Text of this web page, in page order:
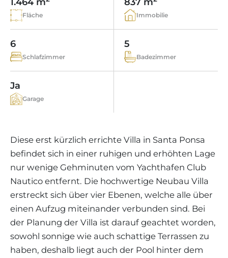
STEUERN UND KAUFNEBENKOSTEN
FAQ
BLOG
KONTAKT
REGION PORTALS
SHOPPING AUF MALLORCA
FREIZEITAKTIVITÄTEN AUF MALLORCA
SCHULEN AUF MALLORCA
MAGAZIN
Fläche Immobilie
6
Schlafzimmer
5
Badezimmer
Ja
Garage
Diese erst kürzlich errichte Villa in Santa Ponsa
befindet sich in einer ruhigen und erhöhten Lage
nur wenige Gehminuten vom Yachthafen Club
Nautico entfernt. Die hochwertige Neubau Villa
erstreckt sich über vier Ebenen, welche alle über
einen Aufzug miteinander verbunden sind. Bei
der Planung der Villa ist darauf geachtet worden,
sowohl sonnige wie auch schattige Terrassen zu
haben, deshalb liegt auch der Pool hinter dem